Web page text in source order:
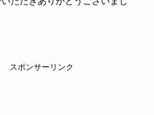
スポンサーリンク